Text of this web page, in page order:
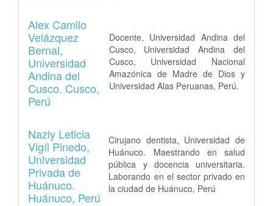
Alex Camilo
Velázquez
Bernal,
Universidad
Andina del
Cusco. Cusco,
Perú
Docente, Universidad Andina del
Cusco, Universidad Andina del
Cusco, Universidad Nacional
Amazónica de Madre de Dios y
Universidad Alas Peruanas, Perú.
Nazly Leticia
Vigíl Pinedo,
Universidad
Privada de
Huánuco.
Huánuco, Perú
Cirujano dentista, Universidad de
Huánuco. Maestrando en salud
pública y docencia universitaria.
Laborando en el sector privado en
la ciudad de Huánuco, Perú